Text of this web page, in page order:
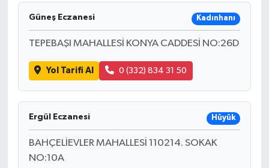
Güneş Eczanesi Kadınhanı
TEPEBAŞI MAHALLESİ KONYA CADDESİ NO:26D
Yol Tarifi Al 0 (332) 834 31 50
Ergül Eczanesi Hüyük
BAHÇELİEVLER MAHALLESİ 110214. SOKAK
NO:10A